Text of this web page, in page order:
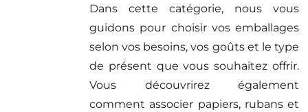
Dans cette catégorie, nous vous
guidons pour choisir vos emballages
selon vos besoins, vos goûts et le type
de présent que vous souhaitez offrir.
Vous découvrirez également
comment associer papiers, rubans et